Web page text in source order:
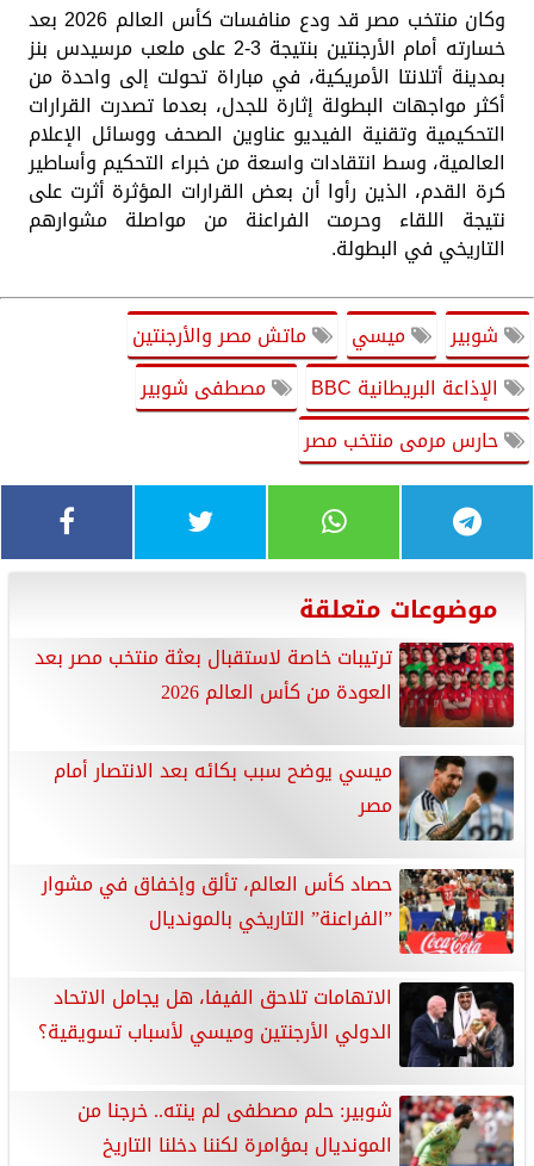
وكان منتخب مصر قد ودع منافسات كأس العالم 2026 بعد
خسارته أمام الأرجنتين بنتيجة 3-2 على ملعب مرسيدس بنز
بمدينة أتلانتا الأمريكية، في مباراة تحولت إلى واحدة من
أكثر مواجهات البطولة إثارة للجدل، بعدما تصدرت القرارات
التحكيمية وتقنية الفيديو عناوين الصحف ووسائل الإعلام
العالمية، وسط انتقادات واسعة من خبراء التحكيم وأساطير
كرة القدم، الذين رأوا أن بعض القرارات المؤثرة أثرت على
نتيجة اللقاء وحرمت الفراعنة من مواصلة مشوارهم
التاريخي في البطولة.
شوبير ميسي
ماتش مصر والأرجنتين
الإذاعة البريطانية BBC
مصطفى شوبير
حارس مرمى منتخب مصر
موضوعات متعلقة
ترتيبات خاصة لاستقبال بعثة منتخب مصر بعد
العودة من كأس العالم 2026
ميسي يوضح سبب بكائه بعد الانتصار أمام
مصر
حصاد كأس العالم، تألق وإخفاق في مشوار
”الفراعنة” التاريخي بالمونديال
الاتهامات تلاحق الفيفا، هل يجامل الاتحاد
الدولي الأرجنتين وميسي لأسباب تسويقية؟
شوبير: حلم مصطفى لم ينته.. خرجنا من
المونديال بمؤامرة لكننا دخلنا التاريخ